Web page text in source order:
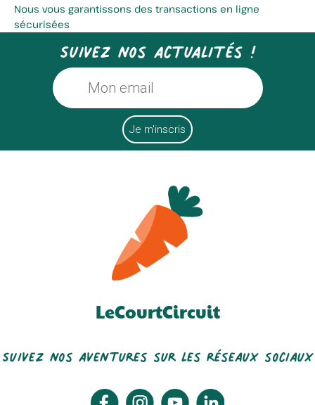
Nous vous garantissons des transactions en ligne
sécurisées
Suivez nos actualités !
LeCourtCircuit
Suivez nos aventures sur les réseaux sociaux